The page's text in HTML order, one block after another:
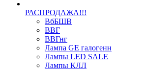
РАСПРОДАЖА!!!
ВбБШВ
ВВГ
ВВГнг
Лампа GE галогенн
Лампы LED SALE
Лампы КЛЛ